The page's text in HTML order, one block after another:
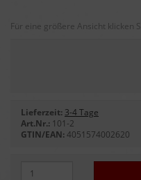
Für eine größere Ansicht klicken
Lieferzeit: 3-4 Tage
Art.Nr.: 101-2
GTIN/EAN: 4051574002620